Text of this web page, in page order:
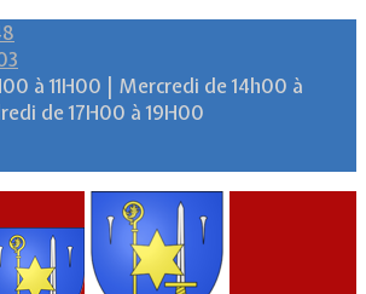
à 11H00 | Mercredi de 14h00 à
de 17H00 à 19H00